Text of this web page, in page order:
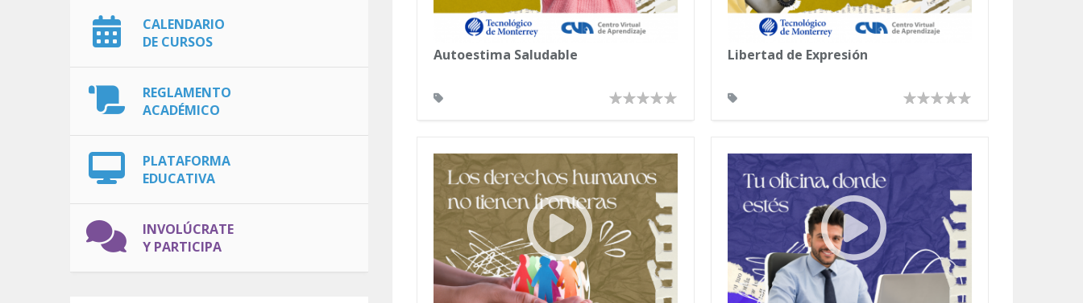
CALENDARIO
DE CURSOS
REGLAMENTO
ACADÉMICO
PLATAFORMA
EDUCATIVA
INVOLÚCRATE
Y PARTICIPA
Autoestima Saludable Libertad de Expresión